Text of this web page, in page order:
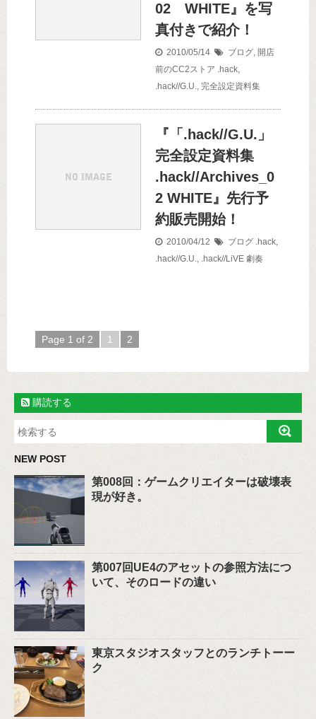
02 WHITE』を写
真付きで紹介！
2010/05/14 ブログ, 開店
前のCC2ストア .hack,
.hack//G.U., 完全設定資料集
『「.hack//G.U.」
完全設定資料集
.hack//Archives_0
2 WHITE』先行予
約販売開始！
2010/04/12 ブログ .hack,
.hack//G.U., .hack//LiVE 劇奏
Page 1 of 2 1 2
購読する
NEW POST
第008回：ゲームクリエイターは破壊表
現が好き。
第007回UE4のアセットの参照方法につ
いて、そのロードの違い
東京スタジオスタッフとのランチトーー
ク